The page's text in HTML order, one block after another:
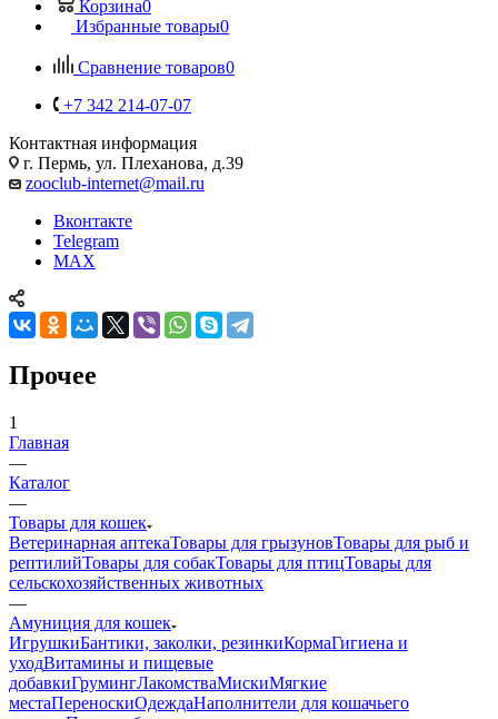
Корзина0
Избранные товары0
Сравнение товаров0
+7 342 214-07-07
Контактная информация
г. Пермь, ул. Плеханова, д.39
zooclub-internet@mail.ru
Вконтакте
Telegram
MAX
Прочее
1
Главная
—
Каталог
—
Товары для кошек
Ветеринарная аптекаТовары для грызуновТовары для рыб и
рептилийТовары для собакТовары для птицТовары для
сельскохозяйственных животных
—
Амуниция для кошек
ИгрушкиБантики, заколки, резинкиКормаГигиена и
уходВитамины и пищевые
добавкиГрумингЛакомстваМискиМягкие
местаПереноскиОдеждаНаполнители для кошачьего